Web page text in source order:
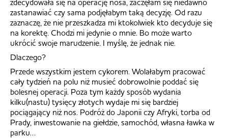
zastanawiać czy sama podjęłabym taką decyzję. Od razu
zaznaczę, że nie przeszkadza mi ktokolwiek kto decyduje się
na korektę. Chodzi mi jedynie o mnie. Bo może warto
ukrócić swoje marudzenie. I myślę, że jednak nie.
Dlaczego?
Przede wszystkim jestem cykorem. Wolałabym pracować
cały tydzień na polu niż musieć dobrowolnie poddać się
bolesnej operacji. Poza tym każdy sposób wydania
kilku(nastu) tysięcy złotych wydaje mi się bardziej
pociągający niż nos. Podróż do Japonii czy Afryki, torba od
Prady, inwestowanie na giełdzie, samochód, własna ławka w
parku…